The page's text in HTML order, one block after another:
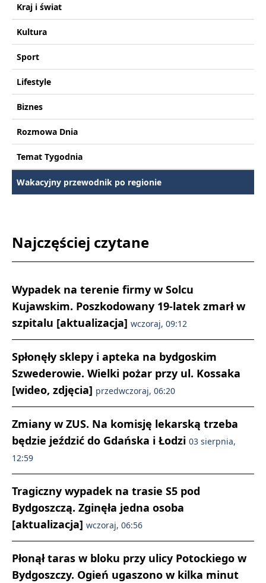
Kraj i świat
Kultura
Sport
Lifestyle
Biznes
Rozmowa Dnia
Temat Tygodnia
Wakacyjny przewodnik po regionie
Najczęściej czytane
Wypadek na terenie firmy w Solcu
Kujawskim. Poszkodowany 19-latek zmarł w
szpitalu [aktualizacja] wczoraj, 09:12
Spłonęły sklepy i apteka na bydgoskim
Szwederowie. Wielki pożar przy ul. Kossaka
[wideo, zdjęcia] przedwczoraj, 06:20
Zmiany w ZUS. Na komisję lekarską trzeba
będzie jeździć do Gdańska i Łodzi 03 sierpnia,
12:59
Tragiczny wypadek na trasie S5 pod
Bydgoszczą. Zginęła jedna osoba
[aktualizacja] wczoraj, 06:56
Płonął taras w bloku przy ulicy Potockiego w
Bydgoszczy. Ogień ugaszono w kilka minut